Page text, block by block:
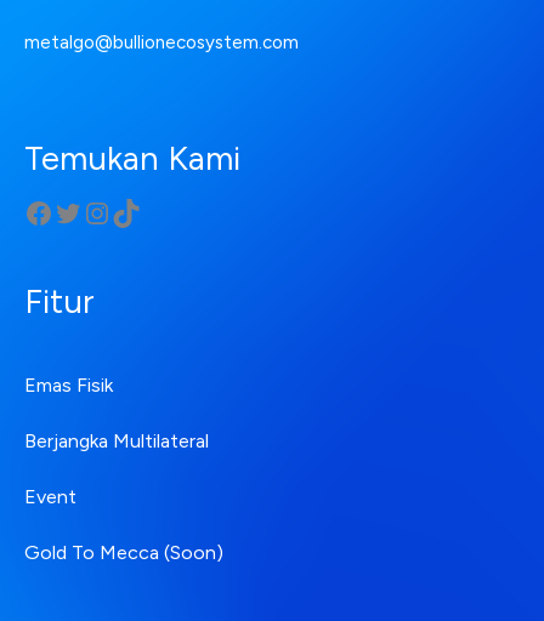
metalgo@bullionecosystem.com
Temukan Kami
Fitur
Emas Fisik
Berjangka Multilateral
Event
Gold To Mecca (Soon)